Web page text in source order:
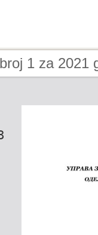
1 za 2021